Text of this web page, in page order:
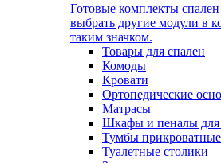
Готовые комплекты спален
выбрать другие модули в
таким значком.
Товары для спален
Комоды
Кровати
Ортопедические
Матрасы
Шкафы и пеналы для
Тумбы прикроватные
Туалетные столики